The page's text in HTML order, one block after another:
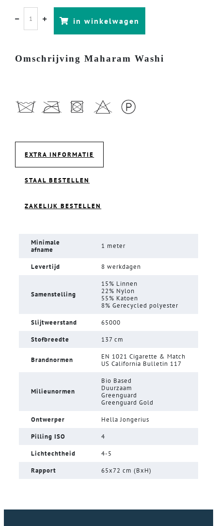
in winkelwagen
Omschrijving Maharam Washi
EXTRA INFORMATIE
STAAL BESTELLEN
ZAKELIJK BESTELLEN
Minimale
afname
1 meter
Levertijd 8 werkdagen
Samenstelling
15% Linnen
22% Nylon
55% Katoen
8% Gerecycled polyester
Slijtweerstand 65000
Stofbreedte 137 cm
Brandnormen
EN 1021 Cigarette & Match
US California Bulletin 117
Milieunormen
Bio Based
Duurzaam
Greenguard
Greenguard Gold
Ontwerper Hella Jongerius
Pilling ISO 4
Lichtechtheid 4-5
Rapport 65x72 cm (BxH)